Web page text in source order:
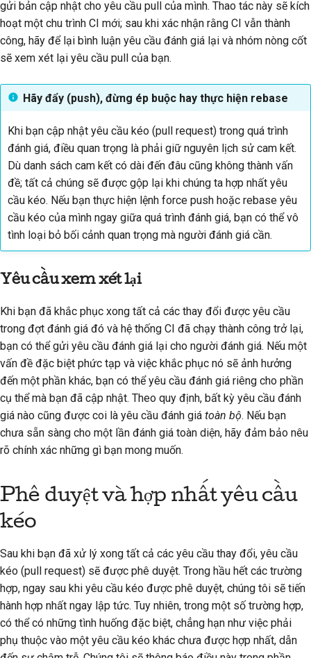
gửi bản cập nhật cho yêu cầu pull của mình. Thao tác này sẽ kích
hoạt một chu trình CI mới; sau khi xác nhận rằng CI vẫn thành
công, hãy để lại bình luận yêu cầu đánh giá lại và nhóm nòng cốt
sẽ xem xét lại yêu cầu pull của bạn.
Hãy đẩy (push), đừng ép buộc hay thực hiện rebase
Khi bạn cập nhật yêu cầu kéo (pull request) trong quá trình
đánh giá, điều quan trọng là phải giữ nguyên lịch sử cam kết.
Dù danh sách cam kết có dài đến đâu cũng không thành vấn
đề; tất cả chúng sẽ được gộp lại khi chúng ta hợp nhất yêu
cầu kéo. Nếu bạn thực hiện lệnh force push hoặc rebase yêu
cầu kéo của mình ngay giữa quá trình đánh giá, bạn có thể vô
tình loại bỏ bối cảnh quan trọng mà người đánh giá cần.
Yêu cầu xem xét lại
Khi bạn đã khắc phục xong tất cả các thay đổi được yêu cầu
trong đợt đánh giá đó và hệ thống CI đã chạy thành công trở lại,
bạn có thể gửi yêu cầu đánh giá lại cho người đánh giá. Nếu một
vấn đề đặc biệt phức tạp và việc khắc phục nó sẽ ảnh hưởng
đến một phần khác, bạn có thể yêu cầu đánh giá riêng cho phần
cụ thể mà bạn đã cập nhật. Theo quy định, bất kỳ yêu cầu đánh
giá nào cũng được coi là yêu cầu đánh giá toàn bộ. Nếu bạn
chưa sẵn sàng cho một lần đánh giá toàn diện, hãy đảm bảo nêu
rõ chính xác những gì bạn mong muốn.
Phê duyệt và hợp nhất yêu cầu
kéo
Sau khi bạn đã xử lý xong tất cả các yêu cầu thay đổi, yêu cầu
kéo (pull request) sẽ được phê duyệt. Trong hầu hết các trường
hợp, ngay sau khi yêu cầu kéo được phê duyệt, chúng tôi sẽ tiến
hành hợp nhất ngay lập tức. Tuy nhiên, trong một số trường hợp,
có thể có những tình huống đặc biệt, chẳng hạn như việc phải
phụ thuộc vào một yêu cầu kéo khác chưa được hợp nhất, dẫn